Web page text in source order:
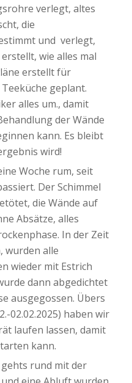
verlegt, altes
die
und verlegt,
wie alles mal
erstellt für
geplant.
alles um., damit
der Wände
kann. Es bleibt
wird!
Woche rum, seit
Der Schimmel
die Wände auf
Absätze, alles
In der Zeit
wurden alle
wieder mit Estrich
dann abgedichtet
ausgegossen. Übers
02.02.2025) haben wir
laufen lassen, damit
kann.
gehts rund mit der